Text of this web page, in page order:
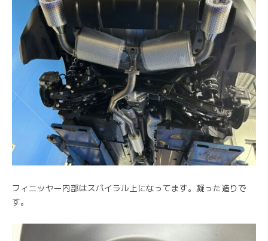
フィニッヤー内部はスパイラル上になってます。凝った造りで
す。